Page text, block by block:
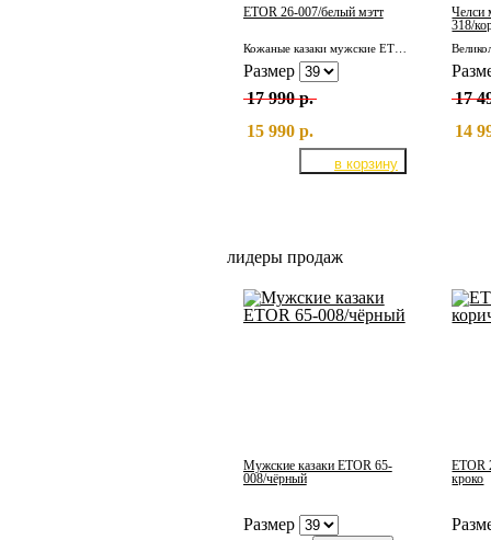
ETOR 26-007/белый мэтт
Кожаные казаки мужские ETOR 26-007/белый мэтт
Размер
17 990 р.
15 990 р.
Челси
318/
17
14
лидеры продаж
Мужские казаки ETOR 65-
008/чёрный
Размер
ETOR
кроко